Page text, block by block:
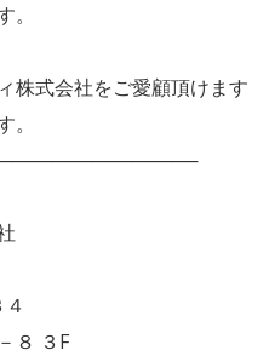
株式会社をご愛顧頂けます
８ ３F